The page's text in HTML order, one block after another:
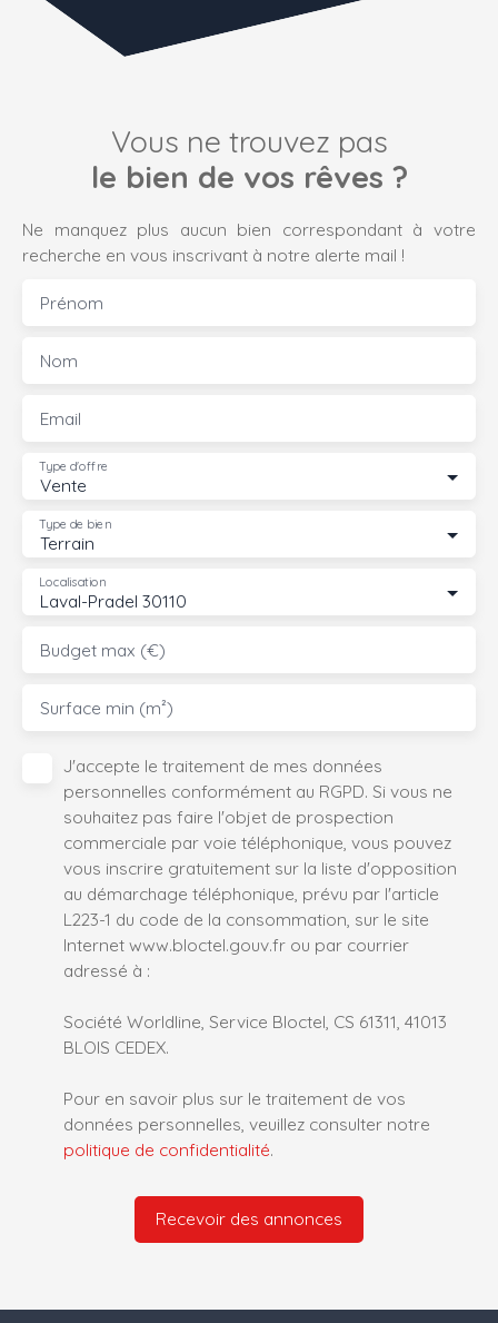
Vous ne trouvez pas
le bien de vos rêves ?
Ne manquez plus aucun bien correspondant à votre
recherche en vous inscrivant à notre alerte mail !
Prénom
Nom
Email
Vente
Type d'offre
Terrain
Type de bien
Laval-Pradel 30110
Localisation
Budget max (€)
Surface min (m²)
J'accepte le traitement de mes données
personnelles conformément au RGPD. Si vous ne
souhaitez pas faire l'objet de prospection
commerciale par voie téléphonique, vous pouvez
vous inscrire gratuitement sur la liste d'opposition
au démarchage téléphonique, prévu par l'article
L223-1 du code de la consommation, sur le site
Internet www.bloctel.gouv.fr ou par courrier
adressé à :
Société Worldline, Service Bloctel, CS 61311, 41013
BLOIS CEDEX.
Pour en savoir plus sur le traitement de vos
données personnelles, veuillez consulter notre
politique de confidentialité.
Recevoir des annonces